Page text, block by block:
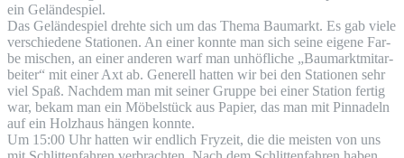
ein Geländespiel.
Das Gelän­de­spiel dreh­te sich um das The­ma Bau­markt. Es gab vie­le
ver­schie­de­ne Sta­tio­nen. An einer konn­te man sich sei­ne eige­ne Far­
be mischen, an einer ande­ren warf man unhöf­li­che „Bau­markt­mit­ar­
bei­ter“ mit einer Axt ab. Gene­rell hat­ten wir bei den Sta­tio­nen sehr
viel Spaß. Nach­dem man mit sei­ner Grup­pe bei einer Sta­ti­on fer­tig
war, bekam man ein Möbel­stück aus Papier, das man mit Pin­na­deln
auf ein Holz­haus hän­gen konnte.
Um 15:00 Uhr hat­ten wir end­lich Fry­zeit, die die meis­ten von uns